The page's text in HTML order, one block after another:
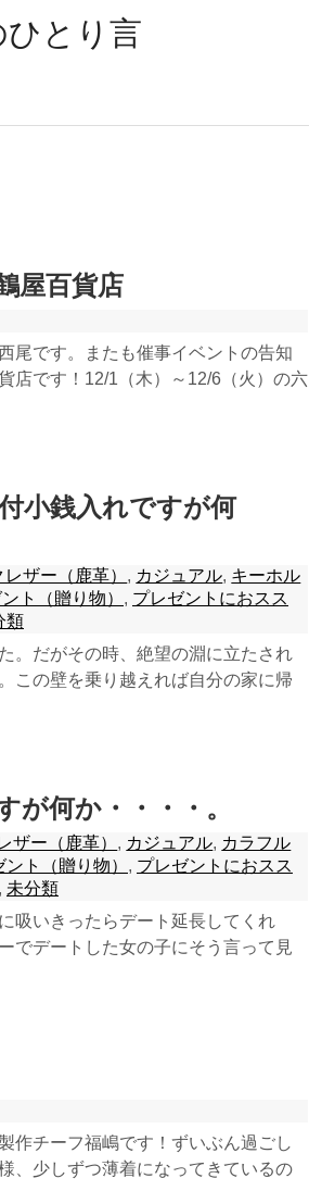
とり言
屋百貨店
尾です。またも催事イベントの告知
店です！12/1（木）～12/6（火）の六
小銭入れですが何
ザー（鹿革） , カジュアル, キーホル
ト（贈り物） , プレゼントにおスス
類
。だがその時、絶望の淵に立たされ
この壁を乗り越えれば自分の家に帰
が何か・・・・。
ザー（鹿革） , カジュアル, カラフル
ント（贈り物） , プレゼントにおスス
, 未分類
吸いきったらデート延長してくれ
でデートした女の子にそう言って見
作チーフ福嶋です！ずいぶん過ごし
、少しずつ薄着になってきているの